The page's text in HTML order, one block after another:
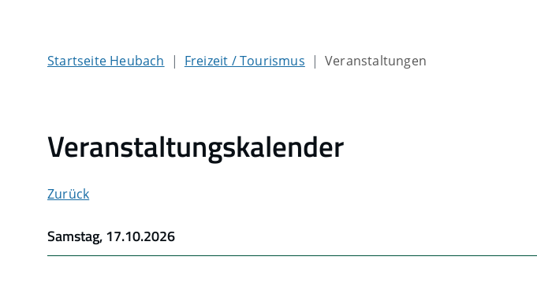
Startseite Heubach Freizeit / Tourismus Veranstaltungen
Veranstaltungskalender
Zurück
Samstag, 17.10.2026